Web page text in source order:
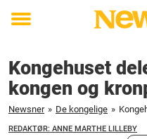
Toggle
Kongehuset
kongen og
Newsner » De kongelige »
REDAKTØR: ANNE MARTHE LILLEBY